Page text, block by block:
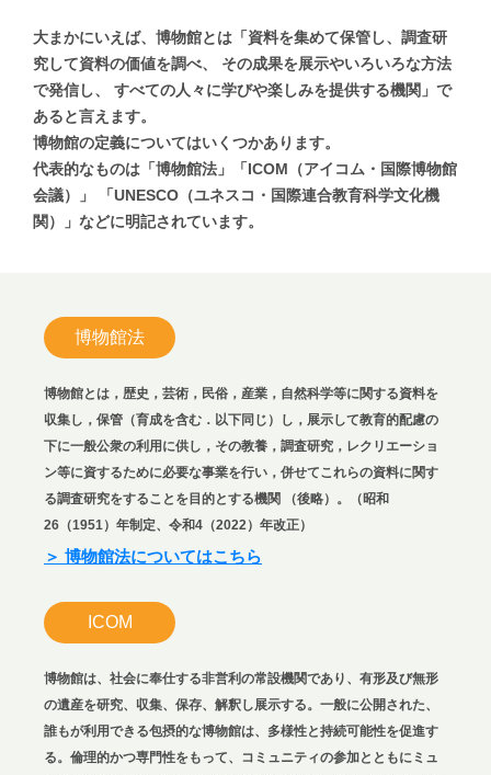
大まかにいえば、博物館とは「資料を集めて保管し、調査研
究して資料の価値を調べ、
その成果を展示やいろいろな方法
で発信し、
すべての人々に学びや楽しみを提供する機関」で
あると言えます。
博物館の定義についてはいくつかあります。
代表的なものは「博物館法」「ICOM（アイコム・国際博物館
会議）」
「UNESCO（ユネスコ・国際連合教育科学文化機
関）」などに明記されています。
博物館法
博物館とは，歴史，芸術，民俗，産業，自然科学等に関する資料を
収集し，保管（育成を含む．以下同じ）し，展示して教育的配慮の
下に一般公衆の利用に供し，その教養，調査研究，レクリエーショ
ン等に資するために必要な事業を行い，併せてこれらの資料に関す
る調査研究をすることを目的とする機関 （後略）。（昭和
26（1951）年制定、令和4（2022）年改正）
＞ 博物館法についてはこちら
ICOM
博物館は、社会に奉仕する非営利の常設機関であり、有形及び無形
の遺産を研究、収集、保存、解釈し展示する。一般に公開された、
誰もが利用できる包摂的な博物館は、多様性と持続可能性を促進す
る。倫理的かつ専門性をもって、コミュニティの参加とともにミュ